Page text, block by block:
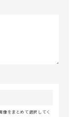
像をまとめて選択してく